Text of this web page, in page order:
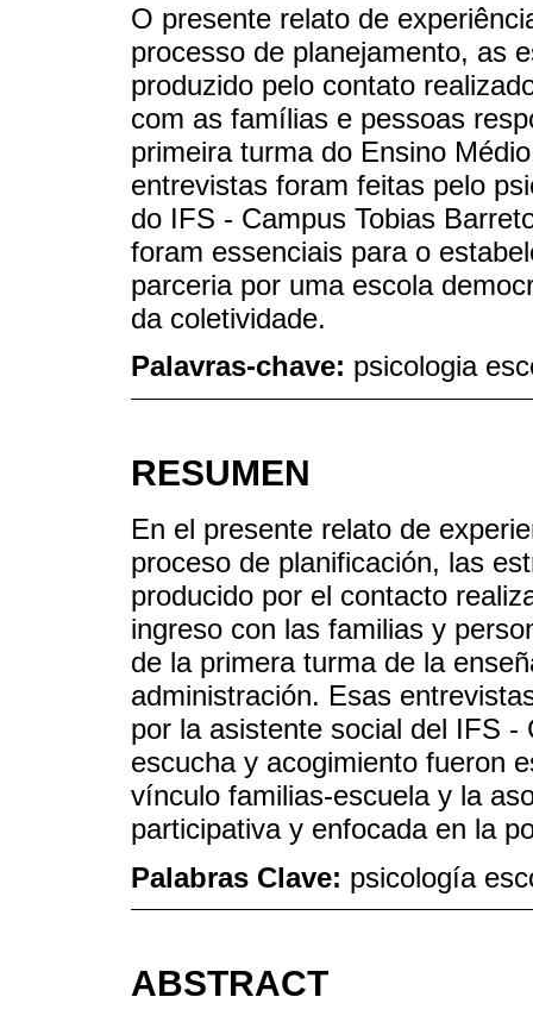
O presente relato de
processo de planejamento, as
produzido pelo contato
com as famílias e pessoas
primeira turma do Ensino
entrevistas foram feitas pelo
do IFS - Campus Tobias
foram essenciais para o
parceria por uma escola
da coletividade.
Palavras-chave: psicologia
RESUMEN
En el presente relato de
proceso de planificación, las
producido por el contacto
ingreso con las familias y
de la primera turma de la
administración. Esas
por la asistente social del IFS -
escucha y acogimiento fueron
vínculo familias-escuela y la
participativa y enfocada en la
Palabras Clave: psicología
ABSTRACT